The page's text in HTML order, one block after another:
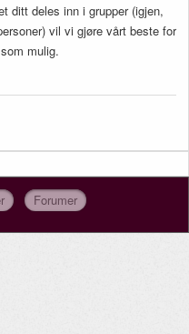
ditt deles inn i grupper (igjen,
vil vi gjøre vårt beste for
mulig.
Forumer